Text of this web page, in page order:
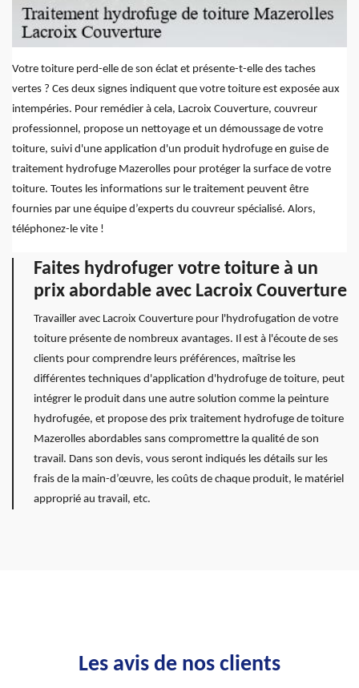
Votre toiture perd-elle de son éclat et présente-t-elle des taches
vertes ? Ces deux signes indiquent que votre toiture est exposée aux
intempéries. Pour remédier à cela, Lacroix Couverture, couvreur
professionnel, propose un nettoyage et un démoussage de votre
toiture, suivi d'une application d'un produit hydrofuge en guise de
traitement hydrofuge Mazerolles pour protéger la surface de votre
toiture. Toutes les informations sur le traitement peuvent être
fournies par une équipe d’experts du couvreur spécialisé. Alors,
téléphonez-le vite !
Faites hydrofuger votre toiture à un
prix abordable avec Lacroix Couverture
Travailler avec Lacroix Couverture pour l'hydrofugation de votre
toiture présente de nombreux avantages. Il est à l'écoute de ses
clients pour comprendre leurs préférences, maîtrise les
différentes techniques d'application d'hydrofuge de toiture, peut
intégrer le produit dans une autre solution comme la peinture
hydrofugée, et propose des prix traitement hydrofuge de toiture
Mazerolles abordables sans compromettre la qualité de son
travail. Dans son devis, vous seront indiqués les détails sur les
frais de la main-d’œuvre, les coûts de chaque produit, le matériel
approprié au travail, etc.
Les avis de nos clients